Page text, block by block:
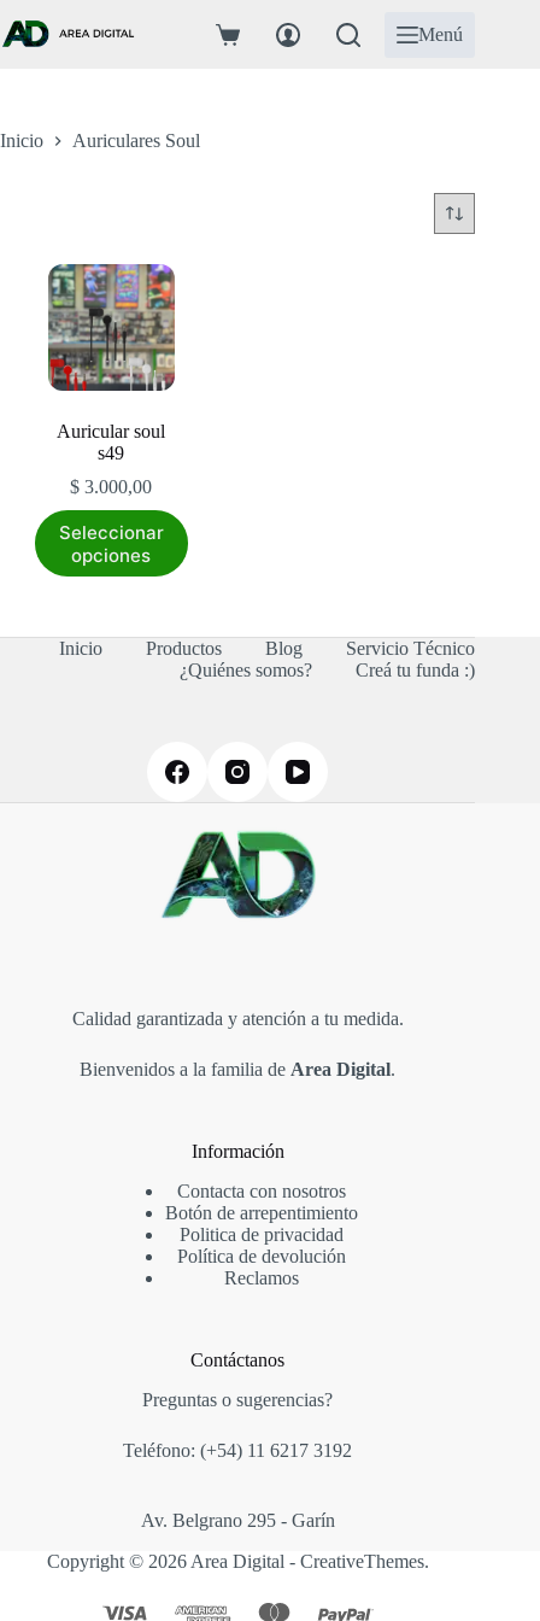
al
contenido
Carro
Menú
Inicio Auriculares Soul
Auricular soul
s49
$ 3.000,00
Seleccionar
opciones
producto
tiene
opciones
de
Inicio Productos Blog
Servicio Técnico
¿Quiénes somos?
Creá tu funda :)
Calidad garantizada y atención a tu medida.
Bienvenidos a la familia de Area Digital.
Información
Contacta con nosotros
Botón de arrepentimiento
Politica de privacidad
Política de devolución
Reclamos
Contáctanos
Preguntas o sugerencias?
Teléfono: (+54) 11 6217 3192
Av. Belgrano 295 - Garín
Copyright © 2026 Area Digital - CreativeThemes.